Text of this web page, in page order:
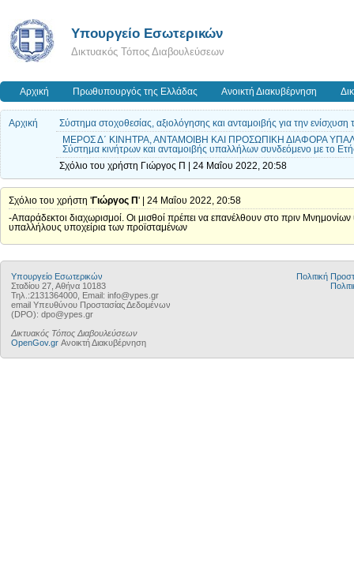
Υπουργείο Εσωτερικών
Δικτυακός Τόπος Διαβουλεύσεων
Αρχική Πρωθυπουργός της Ελλάδας Ανοικτή Διακυβέρνηση
Αρχική
Σύστημα στοχοθεσίας, αξιολόγησης και ανταμοιβής για την
ΜΕΡΟΣ Δ΄ ΚΙΝΗΤΡΑ, ΑΝΤΑΜΟΙΒΗ ΚΑΙ ΠΡΟΣΩΠΙΚΗ ΔΙΑΦΟΡΑ
Σύστημα κινήτρων και ανταμοιβής υπαλλήλων συνδεόμενο με το
Σχόλιο του χρήστη Γιώργος Π | 24 Μαΐου 2022, 20:58
Σχόλιο του χρήστη 'Γιώργος Π' | 24 Μαΐου 2022, 20:58
-Απαράδεκτοι διαχωρισμοί. Οι μισθοί πρέπει να επανέλθουν στο πριν
υπαλλήλους υποχείρια των προϊσταμένων
Υπουργείο Εσωτερικών
Σταδίου 27, Αθήνα 10183
Τηλ.:2131364000, Email: info@ypes.gr
email Υπευθύνου Προστασίας Δεδομένων
(DPO): dpo@ypes.gr
Δικτυακός Τόπος Διαβουλεύσεων
OpenGov.gr Ανοικτή Διακυβέρνηση
Πολιτική